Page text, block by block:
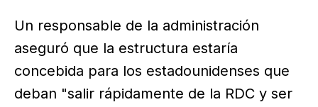
Un responsable de la administración
aseguró que la estructura estaría
concebida para los estadounidenses que
deban "salir rápidamente de la RDC y ser